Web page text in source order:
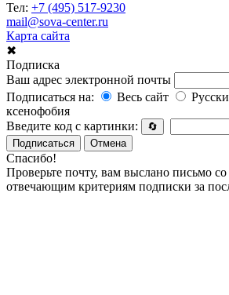
Тел: +7 (495) 517-9230
mail@sova-center.ru
Карта сайта
✖
Подписка
Ваш адрес электронной почты
Подписаться на:
Весь сайт
ксенофобия
Введите код с картинки:
🔄
Подписаться
Отмена
Спасибо!
Проверьте почту, вам выслано письмо со
отвечающим критериям подписки за